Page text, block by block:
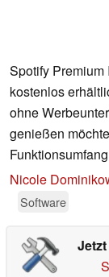
Spotify
kostenlos
ohne
genießen
Nicole
Software